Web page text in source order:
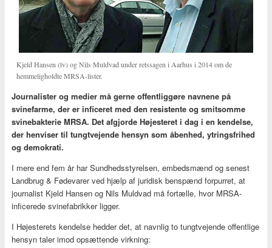
Kjeld Hansen (tv) og Nils Muldvad under retssagen i Aarhus i 2014 om de
hemmeligholdte MRSA-lister.
Journalister og medier må gerne offentliggøre navnene på
svinefarme, der er inficeret med den resistente og smitsomme
svinebakterie MRSA. Det afgjorde Højesteret i dag i en kendelse,
der henviser til tungtvejende hensyn som åbenhed, ytringsfrihed
og demokrati.
I mere end fem år har Sundhedsstyrelsen, embedsmænd og senest
Landbrug & Fødevarer ved hjælp af juridisk benspænd forpurret, at
journalist Kjeld Hansen og Nils Muldvad må fortælle, hvor MRSA-
inficerede svinefabrikker ligger.
I Højesterets kendelse hedder det, at navnlig to tungtvejende offentlige
hensyn taler imod opsættende virkning: